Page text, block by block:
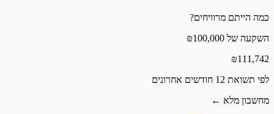
כמה הייתם מרוויחים?
השקעה של ₪100,000
₪111,742
לפי תשואת 12 חודשים אחרונים
מחשבון מלא ←